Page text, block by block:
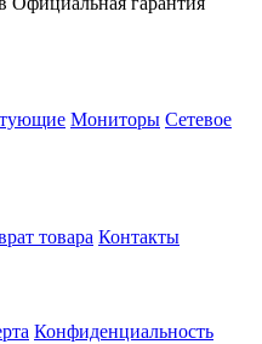
Мониторы Сетевое
товара Контакты
Конфиденциальность